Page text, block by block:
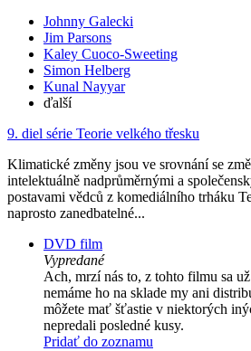
Johnny Galecki
Jim Parsons
Kaley Cuoco-Sweeting
Simon Helberg
Kunal Nayyar
ďalší
9. diel série Teorie velkého třesku
Klimatické změny jsou ve srovnání se
intelektuálně nadprůměrnými a
postavami vědců z komediálního trháku
naprosto zanedbatelné...
DVD film
Vypredané
Ach, mrzí nás to, z tohto filmu sa
nemáme ho na sklade my ani
môžete mať šťastie v niektorých
nepredali posledné kusy.
Pridať do zoznamu